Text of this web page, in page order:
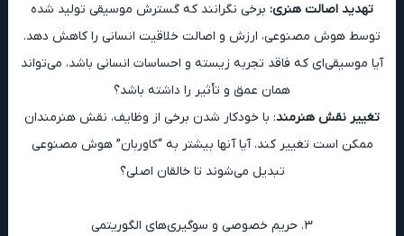
تهدید اصالت هنری: برخی نگرانند که گسترش موسیقی تولید شده
توسط هوش مصنوعی، ارزش و اصالت خلاقیت انسانی را کاهش دهد.
آیا موسیقی‌ای که فاقد تجربه زیسته و احساسات انسانی باشد، می‌تواند
همان عمق و تأثیر را داشته باشد؟
تغییر نقش هنرمند: با خودکار شدن برخی از وظایف، نقش هنرمندان
ممکن است تغییر کند. آیا آنها بیشتر به “کاوربان” هوش مصنوعی
تبدیل می‌شوند تا خالقان اصلی؟
۳. حریم خصوصی و سوگیری‌های الگوریتمی